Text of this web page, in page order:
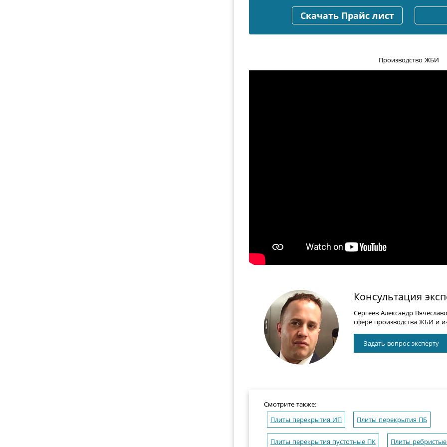
Скачать Прайс лист
Производство ЖБИ
Консультация
Сергеев Александр
сфере производства ЖБИ и
Задать вопрос эксперту
Смотрите также:
Плиты перекрытия ИП Плиты перекрытия ПБ
Плиты перекрытия пустотные ПК Плиты